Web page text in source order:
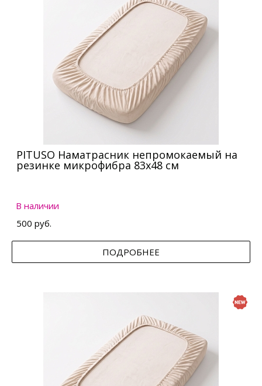
PITUSO Наматрасник непромокаемый на
резинке микрофибра 83х48 см
В наличии
500 руб.
ПОДРОБНЕЕ